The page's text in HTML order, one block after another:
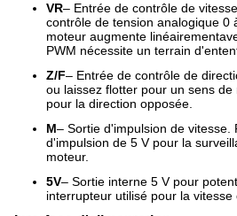
VR– Entrée de contrôle de
contrôle de tension analogique 0
moteur augmente linéairement
PWM nécessite un terrain
Z/F– Entrée de contrôle de
ou laissez flotter pour un sens
pour la direction opposée.
M– Sortie d'impulsion de vitesse.
d'impulsion de 5 V pour la
moteur.
5V– Sortie interne 5 V pour
interrupteur utilisé pour la vitesse